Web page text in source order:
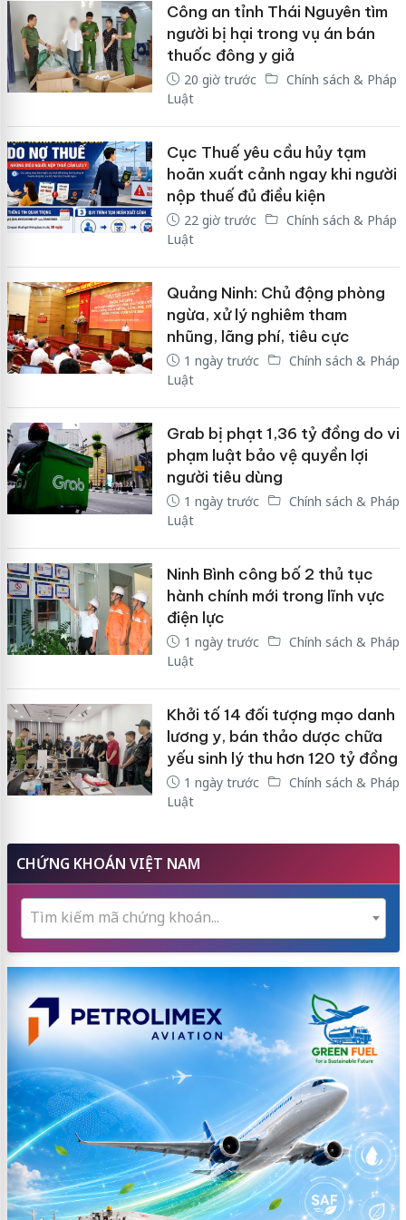
Công an tỉnh Thái Nguyên tìm
người bị hại trong vụ án bán
thuốc đông y giả
20 giờ trước
Chính sách & Pháp
Luật
Cục Thuế yêu cầu hủy tạm
hoãn xuất cảnh ngay khi người
nộp thuế đủ điều kiện
22 giờ trước
Chính sách & Pháp
Luật
Quảng Ninh: Chủ động phòng
ngừa, xử lý nghiêm tham
nhũng, lãng phí, tiêu cực
1 ngày trước
Chính sách & Pháp
Luật
Grab bị phạt 1,36 tỷ đồng do vi
phạm luật bảo vệ quyền lợi
người tiêu dùng
1 ngày trước
Chính sách & Pháp
Luật
Ninh Bình công bố 2 thủ tục
hành chính mới trong lĩnh vực
điện lực
1 ngày trước
Chính sách & Pháp
Luật
Khởi tố 14 đối tượng mạo danh
lương y, bán thảo dược chữa
yếu sinh lý thu hơn 120 tỷ đồng
1 ngày trước
Chính sách & Pháp
Luật
CHỨNG KHOÁN VIỆT NAM
Tìm kiếm mã chứng khoán...